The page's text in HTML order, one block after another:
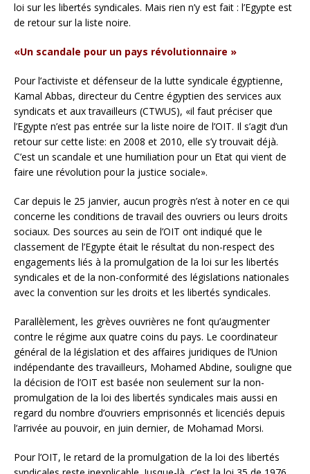
loi sur les libertés syndicales. Mais rien n’y est fait : l’Egypte est
de retour sur la liste noire.
«Un scandale pour un pays révolutionnaire »
Pour l’activiste et défenseur de la lutte syndicale égyptienne,
Kamal Abbas, directeur du Centre égyptien des services aux
syndicats et aux travailleurs (CTWUS), «il faut préciser que
l’Egypte n’est pas entrée sur la liste noire de l’OIT. Il s’agit d’un
retour sur cette liste: en 2008 et 2010, elle s’y trouvait déjà.
C’est un scandale et une humiliation pour un Etat qui vient de
faire une révolution pour la justice sociale».
Car depuis le 25 janvier, aucun progrès n’est à noter en ce qui
concerne les conditions de travail des ouvriers ou leurs droits
sociaux. Des sources au sein de l’OIT ont indiqué que le
classement de l’Egypte était le résultat du non-respect des
engagements liés à la promulgation de la loi sur les libertés
syndicales et de la non-conformité des législations nationales
avec la convention sur les droits et les libertés syndicales.
Parallèlement, les grèves ouvrières ne font qu’augmenter
contre le régime aux quatre coins du pays. Le coordinateur
général de la législation et des affaires juridiques de l’Union
indépendante des travailleurs, Mohamed Abdine, souligne que
la décision de l’OIT est basée non seulement sur la non-
promulgation de la loi des libertés syndicales mais aussi en
regard du nombre d’ouvriers emprisonnés et licenciés depuis
l’arrivée au pouvoir, en juin dernier, de Mohamad Morsi.
Pour l’OIT, le retard de la promulgation de la loi des libertés